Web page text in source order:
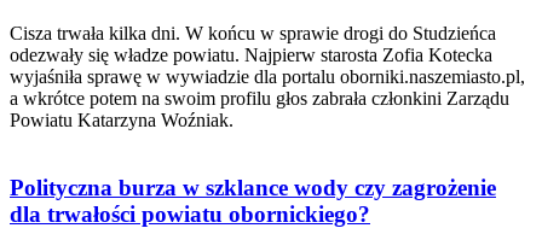
Cisza trwała kilka dni. W końcu w sprawie drogi do Studzieńca
odezwały się władze powiatu. Najpierw starosta Zofia Kotecka
wyjaśniła sprawę w wywiadzie dla portalu oborniki.naszemiasto.pl,
a wkrótce potem na swoim profilu głos zabrała członkini Zarządu
Powiatu Katarzyna Woźniak.
Polityczna burza w szklance wody czy zagrożenie
dla trwałości powiatu obornickiego?